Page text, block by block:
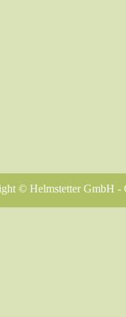
© Helmstetter GmbH -